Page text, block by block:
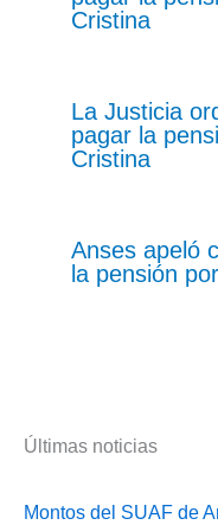
Cristina
La Justicia
pagar la
Cristina
Anses apeló
la pensión
Últimas noticias
Montos del SUAF de